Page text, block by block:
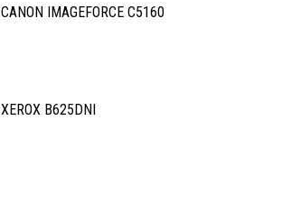
CANON IMAGEFORCE C5160
XEROX B625DNI